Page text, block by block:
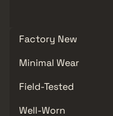
Factory New
Minimal Wear
Field-Tested
Well-Worn